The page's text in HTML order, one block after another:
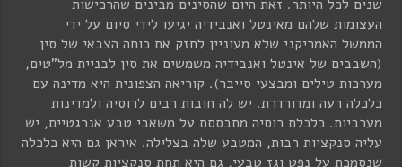
שנים לכל היותר. זאת היום שהסינים מבינים שהרכישות
העצומות שלהם מאינטל ואנבידיה יגיעו לידי סיום על ידי
הממשל האמריקני שלא מעוניין לחזק את כוחה הצבאי של סין
(השבבים של אינטל ואנבידיה משמשים את סין לבניית מל"טים,
מערכות טילים ומבצעי סייבר). קוריאה הצפונית היא מדינה עם
כלכלה רעה ומדורדרת. יש לה חובות רבים לרוסיה ולמדינות
מערביות. כלכלת רוסיה מתבססת על משאבי טבע אנרגטיים, יש
עליה סנקציות רבות, המטבע שלה בצלילה. איראן גם היא כלכלה
שנסמכת על נפט וגז טבעי, גם היא תחת סנקציות קשות